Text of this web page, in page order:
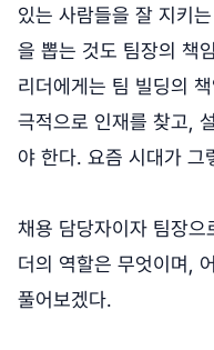
있는 사람들을 잘 지키
을 뽑는 것도 팀장의 책
리더에게는 팀 빌딩의
극적으로 인재를 찾고,
야 한다. 요즘 시대가 그
채용 담당자이자 팀장
더의 역할은 무엇이며,
풀어보겠다.